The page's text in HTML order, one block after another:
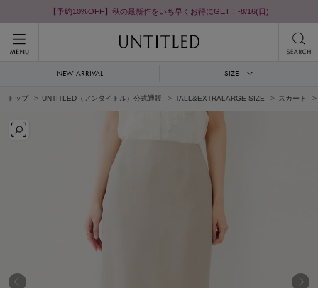
【予約10%OFF】秋の最新作をいち早くお得にGET！-8/16(日)
NEW ARRIVAL SIZE
トップ UNTITLED（アンタイトル）公式通販 TALL&EXTRALARGE SIZE スカート